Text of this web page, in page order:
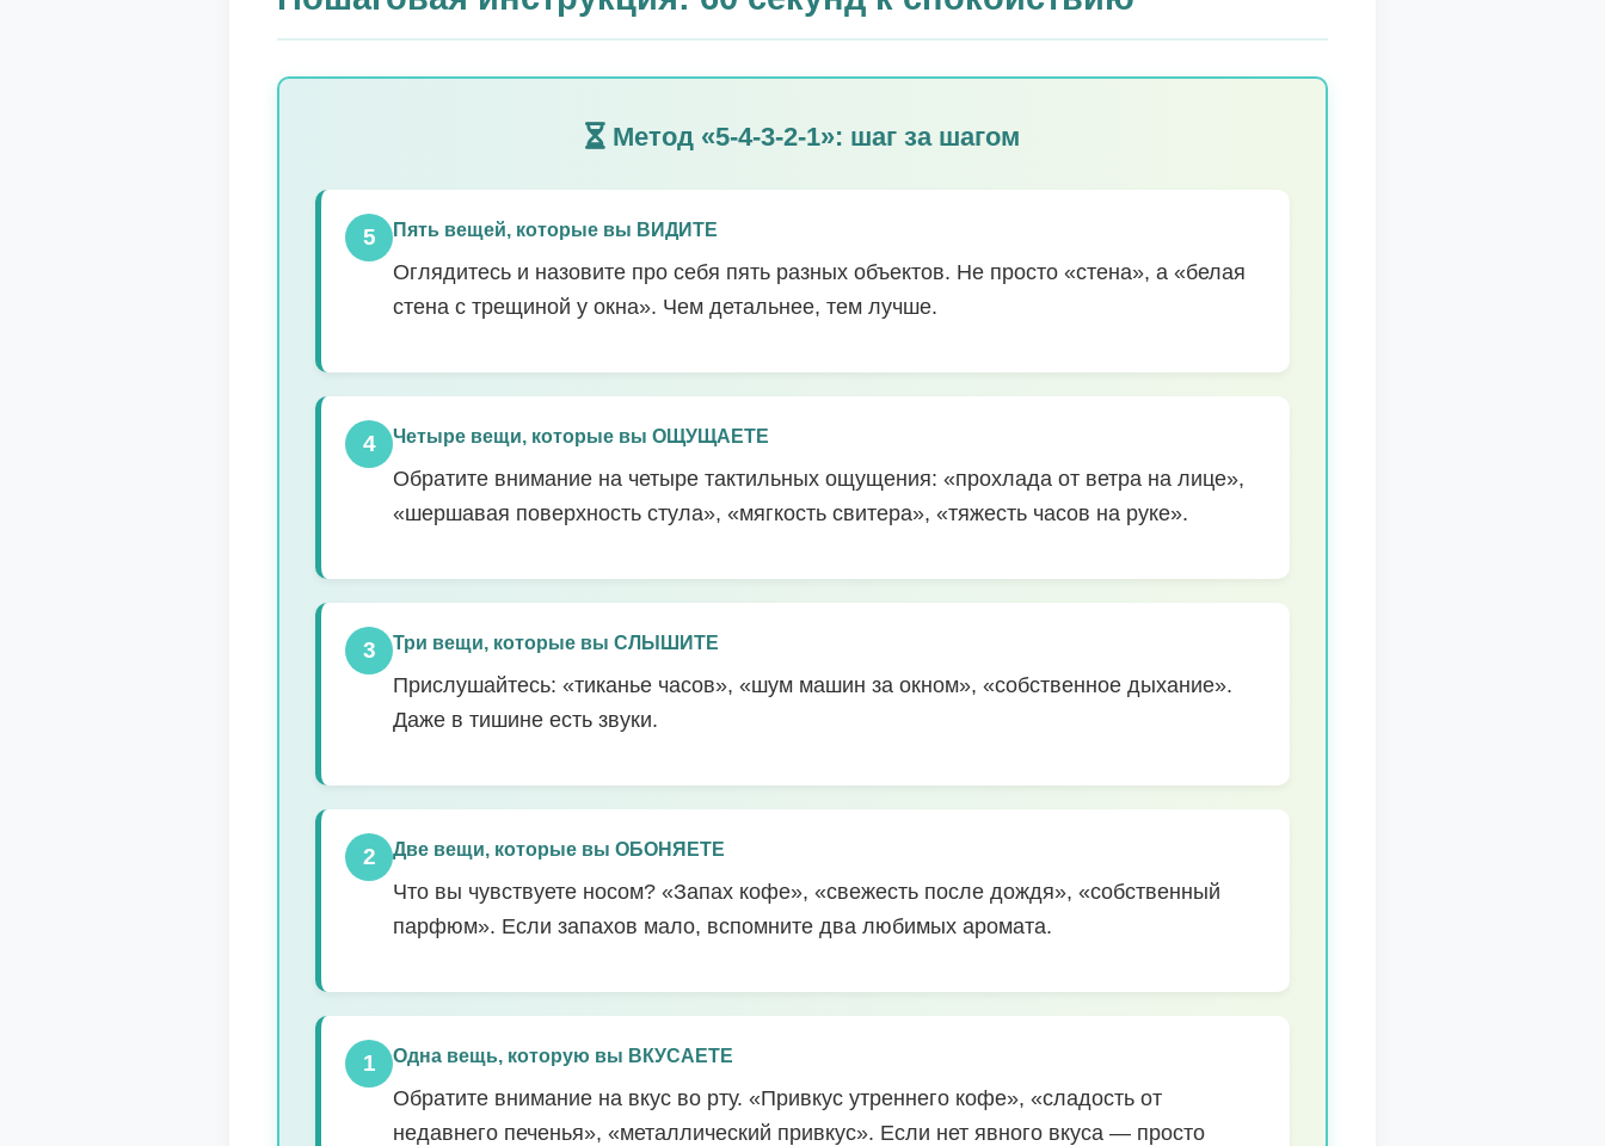
Метод «5-4-3-2-1»: шаг за шагом
5 Пять вещей, которые вы ВИДИТЕ
Оглядитесь и назовите про себя пять разных объектов. Не просто «стена», а «белая
стена с трещиной у окна». Чем детальнее, тем лучше.
4 Четыре вещи, которые вы ОЩУЩАЕТЕ
Обратите внимание на четыре тактильных ощущения: «прохлада от ветра на лице»,
«шершавая поверхность стула», «мягкость свитера», «тяжесть часов на руке».
3 Три вещи, которые вы СЛЫШИТЕ
Прислушайтесь: «тиканье часов», «шум машин за окном», «собственное дыхание».
Даже в тишине есть звуки.
2 Две вещи, которые вы ОБОНЯЕТЕ
Что вы чувствуете носом? «Запах кофе», «свежесть после дождя», «собственный
парфюм». Если запахов мало, вспомните два любимых аромата.
1 Одна вещь, которую вы ВКУСАЕТЕ
Обратите внимание на вкус во рту. «Привкус утреннего кофе», «сладость от
недавнего печенья», «металлический привкус». Если нет явного вкуса — просто